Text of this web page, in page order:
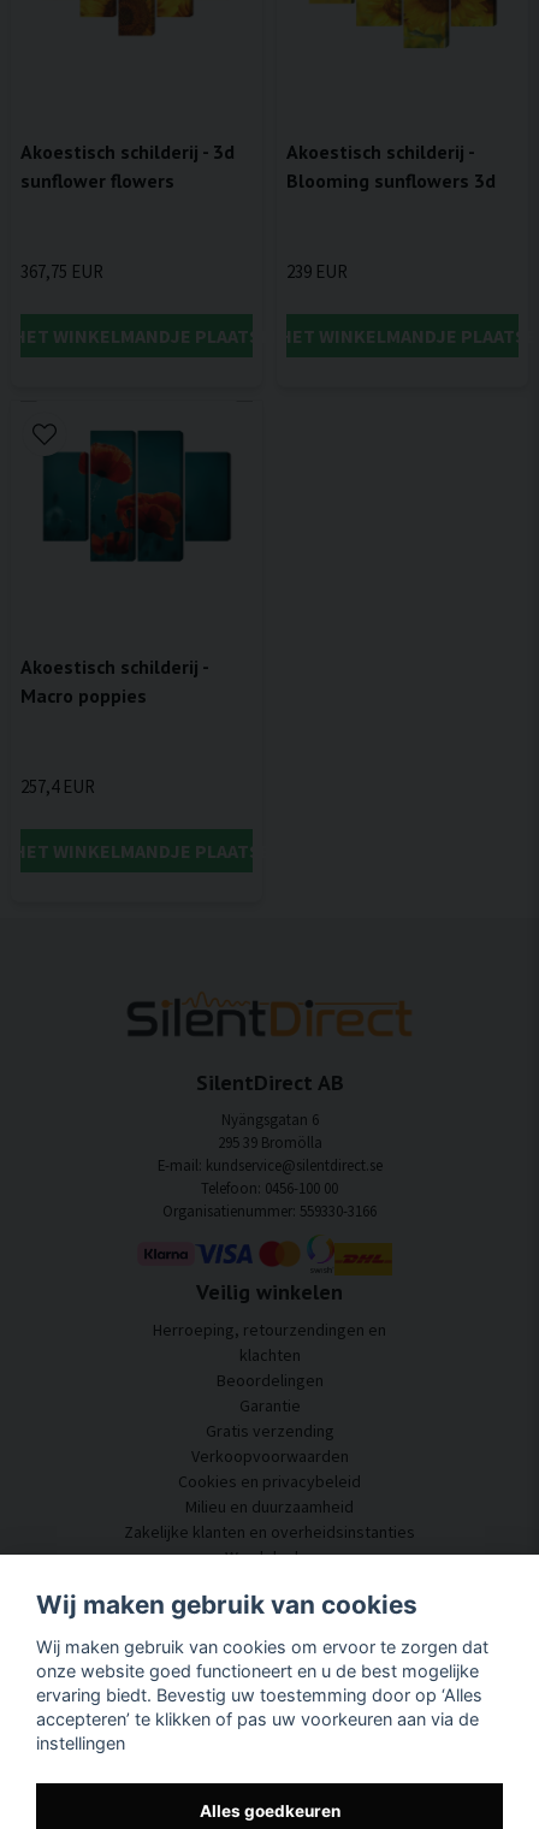
Akoestisch schilderij - 3d
sunflower flowers
367,75 EUR
HET WINKELMANDJE PLAATSEN
Akoestisch schilderij -
Blooming sunflowers 3d
239 EUR
IN HET WINKELMANDJE
Akoestisch schilderij -
Macro poppies
257,4 EUR
HET WINKELMANDJE PLAATSEN
SilentDirect AB
Nyängsgatan 6
295 39 Bromölla
E-mail: kundservice@silentdirect.se
Telefoon: 0456-100 00
Organisatienummer: 559330-3166
Veilig winkelen
Herroeping, retourzendingen en
klachten
Beoordelingen
Garantie
Gratis verzending
Verkoopvoorwaarden
Cookies en privacybeleid
Milieu en duurzaamheid
Zakelijke klanten en overheidsinstanties
Word dealer
Klantenservice
Neem contact met ons op
Akoestisch advies
Montage en installatie
Vragen en antwoorden
Volg uw pakket hier
Wij maken gebruik van cookies
Wij maken gebruik van cookies om ervoor te zorgen dat
onze website goed functioneert en u de best mogelijke
ervaring biedt. Bevestig uw toestemming door op ‘Alles
accepteren’ te klikken of pas uw voorkeuren aan via de
instellingen
Alles goedkeuren